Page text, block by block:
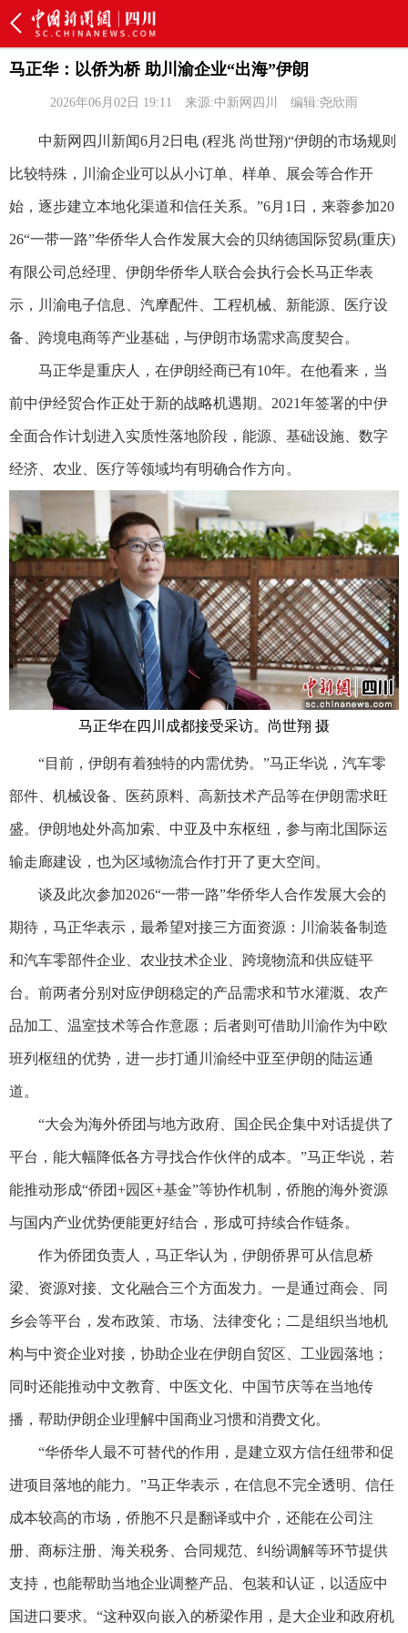
马正华：以侨为桥 助川渝企业“出海”伊朗
2026年06月02日 19:11 来源:中新网四川 编辑:尧欣雨
中新网四川新闻6月2日电 (程兆 尚世翔)“伊朗的市场规则
比较特殊，川渝企业可以从小订单、样单、展会等合作开
始，逐步建立本地化渠道和信任关系。”6月1日，来蓉参加20
26“一带一路”华侨华人合作发展大会的贝纳德国际贸易(重庆)
有限公司总经理、伊朗华侨华人联合会执行会长马正华表
示，川渝电子信息、汽摩配件、工程机械、新能源、医疗设
备、跨境电商等产业基础，与伊朗市场需求高度契合。
马正华是重庆人，在伊朗经商已有10年。在他看来，当
前中伊经贸合作正处于新的战略机遇期。2021年签署的中伊
全面合作计划进入实质性落地阶段，能源、基础设施、数字
经济、农业、医疗等领域均有明确合作方向。
马正华在四川成都接受采访。尚世翔 摄
“目前，伊朗有着独特的内需优势。”马正华说，汽车零
部件、机械设备、医药原料、高新技术产品等在伊朗需求旺
盛。伊朗地处外高加索、中亚及中东枢纽，参与南北国际运
输走廊建设，也为区域物流合作打开了更大空间。
谈及此次参加2026“一带一路”华侨华人合作发展大会的
期待，马正华表示，最希望对接三方面资源：川渝装备制造
和汽车零部件企业、农业技术企业、跨境物流和供应链平
台。前两者分别对应伊朗稳定的产品需求和节水灌溉、农产
品加工、温室技术等合作意愿；后者则可借助川渝作为中欧
班列枢纽的优势，进一步打通川渝经中亚至伊朗的陆运通
道。
“大会为海外侨团与地方政府、国企民企集中对话提供了
平台，能大幅降低各方寻找合作伙伴的成本。”马正华说，若
能推动形成“侨团+园区+基金”等协作机制，侨胞的海外资源
与国内产业优势便能更好结合，形成可持续合作链条。
作为侨团负责人，马正华认为，伊朗侨界可从信息桥
梁、资源对接、文化融合三个方面发力。一是通过商会、同
乡会等平台，发布政策、市场、法律变化；二是组织当地机
构与中资企业对接，协助企业在伊朗自贸区、工业园落地；
同时还能推动中文教育、中医文化、中国节庆等在当地传
播，帮助伊朗企业理解中国商业习惯和消费文化。
“华侨华人最不可替代的作用，是建立双方信任纽带和促
进项目落地的能力。”马正华表示，在信息不完全透明、信任
成本较高的市场，侨胞不只是翻译或中介，还能在公司注
册、商标注册、海关税务、合同规范、纠纷调解等环节提供
支持，也能帮助当地企业调整产品、包装和认证，以适应中
国进口要求。“这种双向嵌入的桥梁作用，是大企业和政府机